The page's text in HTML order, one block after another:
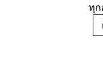
ทุก